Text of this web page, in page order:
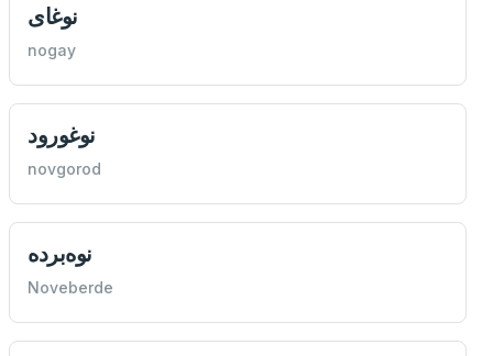
نوغای
nogay
نوغورود
novgorod
نوه‌برده
Noveberde